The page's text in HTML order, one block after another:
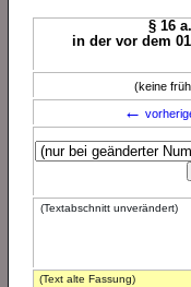
§ 16
in der vor dem
(keine
←
(Textabschnitt unverändert)
(Text alte Fassung)